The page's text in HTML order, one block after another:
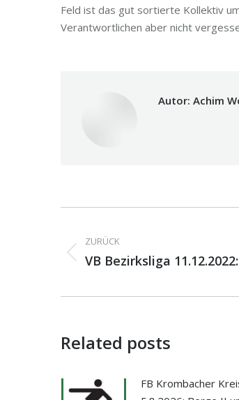
Feld ist das gut sortierte Kollektiv
Verantwortlichen aber nicht
Autor: Achim
ZURÜCK
Vorheriger
VB Bezirksliga
Related posts
FB Krombacher